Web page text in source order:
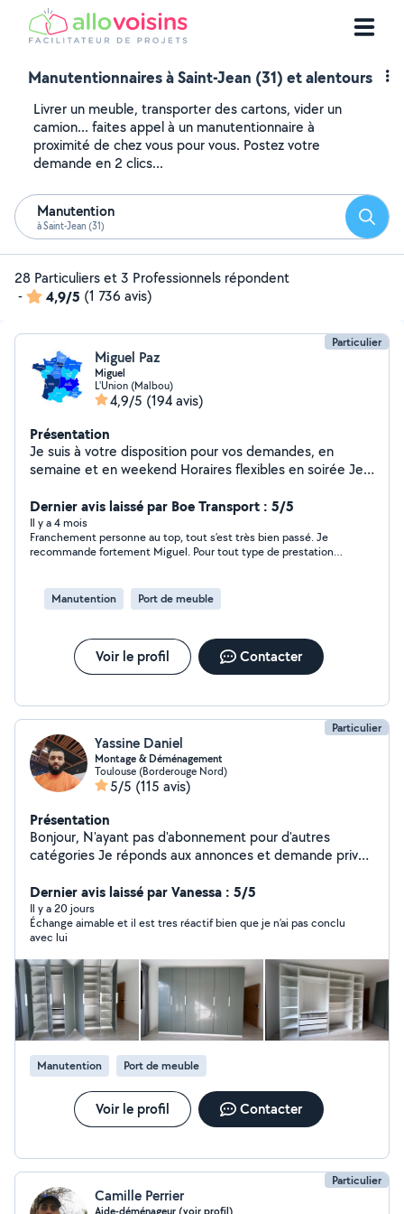
Manutentionnaires à Saint-Jean (31) et alentours
Livrer un meuble, transporter des cartons, vider un
camion... faites appel à un manutentionnaire à
proximité de chez vous pour vous. Postez votre
demande en 2 clics...
Manutention
à Saint-Jean (31)
28 Particuliers et 3 Professionnels répondent
-
4,9/5 (1 736 avis)
Particulier
Miguel Paz
Miguel
L'Union (Malbou)
4,9/5 (194 avis)
Présentation
Je suis à votre disposition pour vos demandes, en
semaine et en weekend Horaires flexibles en soirée Je
Dernier avis laissé par Boe Transport : 5/5
Il y a 4 mois
Franchement personne au top, tout s’est très bien passé. Je
recommande fortement Miguel. Pour tout type de prestations,
Manutention Port de meuble
Voir le profil Contacter
Particulier
Yassine Daniel
Montage & Déménagement
Toulouse (Borderouge Nord)
5/5 (115 avis)
Présentation
Bonjour, N'ayant pas d'abonnement pour d'autres
catégories Je réponds aux annonces et demande privée
manutention et montage de meuble Ayant une solide
expérience en déménagement, je vous propose mes
services. Je suis également expérimenté dans le
montage de meubles de toutes marques, en particulier
des dressings. Je dispose du matériel nécessaire.
Minutieux, compétent et ponctuel. Je serais ravi de
pouvoir vous apporter mon aide.
Dernier avis laissé par Vanessa : 5/5
Il y a 20 jours
Échange aimable et il est tres réactif bien que je n’ai pas conclu
avec lui
Manutention Port de meuble
Voir le profil Contacter
Particulier
Camille Perrier